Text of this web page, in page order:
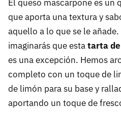
El queso mascarpone es un
que aporta una textura y
aquello a lo que se le
imaginarás que estatarta
es una excepción. Hemos
completo con un toque de
de limón para su base y
aportando un toque de